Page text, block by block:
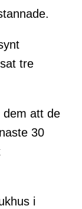
tre
dem att de
30
i